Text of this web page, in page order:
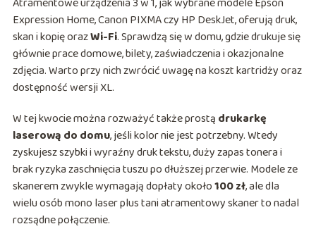
Expression Home, Canon PIXMA czy HP DeskJet, oferują druk,
skan i kopię orazWi-Fi. Sprawdzą się w domu, gdzie drukuje się
głównie prace domowe, bilety, zaświadczenia i okazjonalne
zdjęcia. Warto przy nich zwrócić uwagę na koszt kartridży oraz
dostępność wersji XL.
W tej kwocie można rozważyć także prostą drukarkę
laserową do domu, jeśli kolor nie jest potrzebny. Wtedy
zyskujesz szybki i wyraźny druk tekstu, duży zapas tonera i
brak ryzyka zaschnięcia tuszu po dłuższej przerwie. Modele ze
skanerem zwykle wymagają dopłaty około100 zł, ale dla
wielu osób mono laser plus tani atramentowy skaner to nadal
rozsądne połączenie.